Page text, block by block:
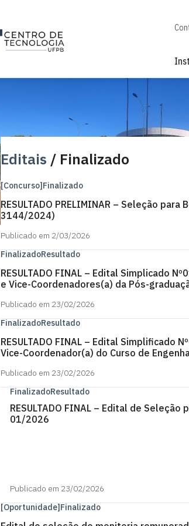
Editais / Finalizado
[Concurso]Finalizado
RESULTADO PRELIMINAR – Seleção
3144/2024)
Publicado em 2/03/2026
FinalizadoResultado
RESULTADO FINAL – Edital Simplicado
e Vice-Coordenadores(a) da Pós-
Publicado em 23/02/2026
FinalizadoResultado
RESULTADO FINAL – Edital Simplificado
Vice-Coordenador(a) do Curso de
Publicado em 23/02/2026
FinalizadoResultado
RESULTADO FINAL – Edital de
01/2026
Publicado em 23/02/2026
[Oportunidade]Finalizado